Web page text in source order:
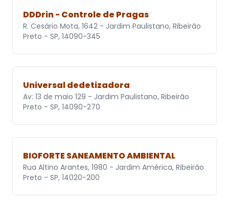
DDDrin - Controle de Pragas
R. Cesário Mota, 1642 - Jardim Paulistano, Ribeirão
Preto - SP, 14090-345
Universal dedetizadora
Av: 13 de maio 129 - Jardim Paulistano, Ribeirão
Preto - SP, 14090-270
BIOFORTE SANEAMENTO AMBIENTAL
Rua Altino Arantes, 1980 - Jardim América, Ribeirão
Preto - SP, 14020-200